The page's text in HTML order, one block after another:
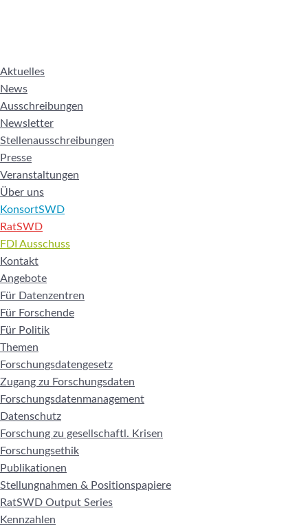
Aktuelles
News
Ausschreibungen
Newsletter
Stellenausschreibungen
Presse
Veranstaltungen
Über uns
KonsortSWD
RatSWD
FDI Ausschuss
Kontakt
Angebote
Für Datenzentren
Für Forschende
Für Politik
Themen
Forschungsdatengesetz
Zugang zu Forschungsdaten
Forschungsdatenmanagement
Datenschutz
Forschung zu gesellschaftl. Krisen
Forschungsethik
Publikationen
Stellungnahmen & Positionspapiere
RatSWD Output Series
Kennzahlen